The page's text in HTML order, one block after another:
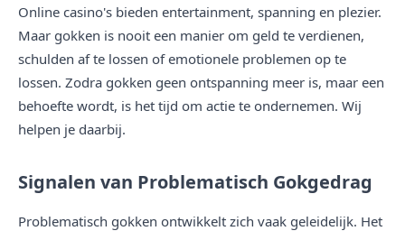
Online casino's bieden entertainment, spanning en plezier.
Maar gokken is nooit een manier om geld te verdienen,
schulden af te lossen of emotionele problemen op te
lossen. Zodra gokken geen ontspanning meer is, maar een
behoefte wordt, is het tijd om actie te ondernemen. Wij
helpen je daarbij.
Signalen van Problematisch Gokgedrag
Problematisch gokken ontwikkelt zich vaak geleidelijk. Het